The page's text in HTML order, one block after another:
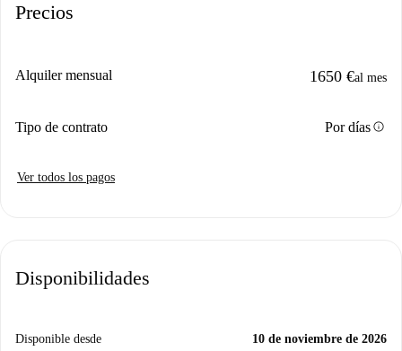
Precios
Alquiler mensual 1650 €al mes
Tipo de contrato Por díasinfo
Ver todos los pagos
Disponibilidades
Disponible desde 10 de noviembre de 2026